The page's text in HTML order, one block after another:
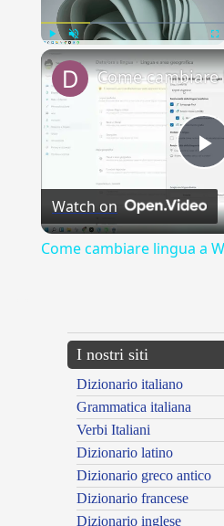
Play
Watch on
Come cambiare lingua a
I nostri siti
Dizionario italiano
Grammatica italiana
Verbi Italiani
Dizionario latino
Dizionario greco antico
Dizionario francese
Dizionario inglese